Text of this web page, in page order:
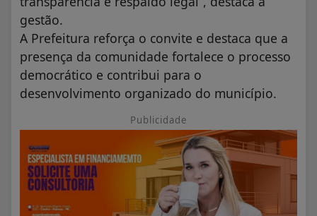
gestão.
A Prefeitura reforça o convite e destaca que a
presença da comunidade fortalece o processo
democrático e contribui para o
desenvolvimento organizado do município.
Publicidade